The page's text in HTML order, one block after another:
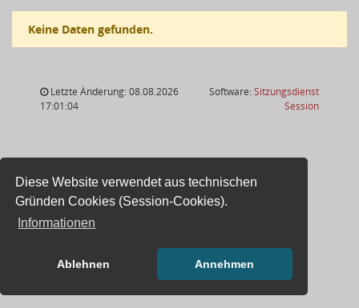
Diese Website verwendet aus technischen
Gründen Cookies (Session-Cookies).
Informationen
Ablehnen Annehmen
Keine Daten gefunden.
Letzte Änderung: 08.08.2026
17:01:04
Software:Sitzungsdienst
Session(Wird in